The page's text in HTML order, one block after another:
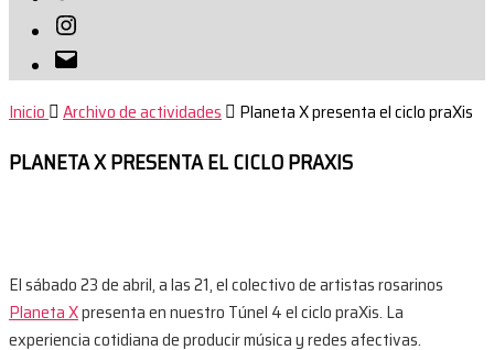
Instagram
Correo
electrónico
Inicio Archivo de actividades Planeta X presenta el ciclo praXis
PLANETA X PRESENTA EL CICLO PRAXIS
El sábado 23 de abril, a las 21, el colectivo de artistas rosarinos
Planeta Xpresenta en nuestro Túnel 4 el ciclo praXis. La
experiencia cotidiana de producir música y redes afectivas.